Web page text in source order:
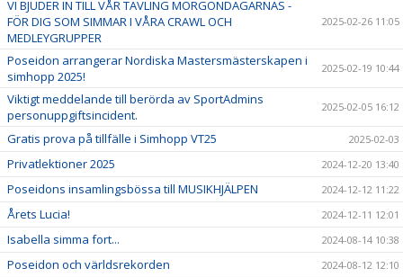
VI BJUDER IN TILL VÅR TÄVLING MORGONDAGARNAS -
FÖR DIG SOM SIMMAR I VÅRA CRAWL OCH
MEDLEYGRUPPER
2025-02-26 11:05
Poseidon arrangerar Nordiska Mastersmästerskapen i
simhopp 2025!
2025-02-19 10:44
Viktigt meddelande till berörda av SportAdmins
personuppgiftsincident.
2025-02-05 16:12
Gratis prova på tillfälle i Simhopp VT25 2025-02-03
Privatlektioner 2025 2024-12-20 13:40
Poseidons insamlingsbössa till MUSIKHJÄLPEN 2024-12-12 11:22
Årets Lucia! 2024-12-11 12:01
Isabella simma fort... 2024-08-14 10:38
Poseidon och världsrekorden 2024-08-12 12:10